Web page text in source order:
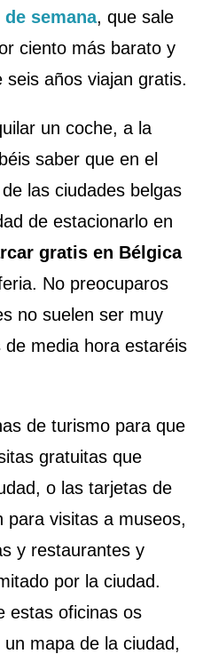
semana, que sale
ciento más barato y
años viajan gratis.
un coche, a la
saber que en el
las ciudades belgas
de estacionarlo en
gratis en Bélgica
No preocuparos
no suelen ser muy
media hora estaréis
de turismo para que
gratuitas que
o las tarjetas de
para visitas a museos,
y restaurantes y
por la ciudad.
estas oficinas os
mapa de la ciudad,